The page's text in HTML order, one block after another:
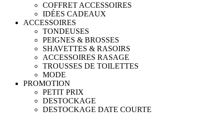
COFFRET ACCESSOIRES
IDÉES CADEAUX
ACCESSOIRES
TONDEUSES
PEIGNES & BROSSES
SHAVETTES & RASOIRS
ACCESSOIRES RASAGE
TROUSSES DE TOILETTES
MODE
PROMOTION
PETIT PRIX
DESTOCKAGE
DESTOCKAGE DATE COURTE